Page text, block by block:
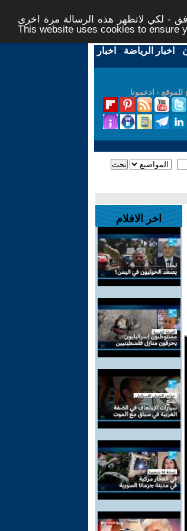
- لكي لاتظهر هذه الرسالة مرة اخرى -
This website uses cookies to ensure
- اخبار الرياضة - اخبار
للموقع - ادعمونا
اخر الافلام